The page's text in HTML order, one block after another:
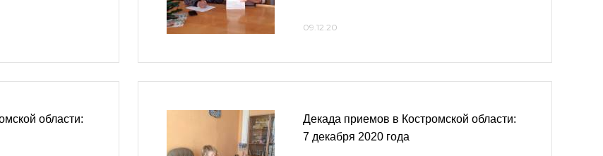
области:
09.12.20
Декада приемов в Костромской области:
7 декабря 2020 года